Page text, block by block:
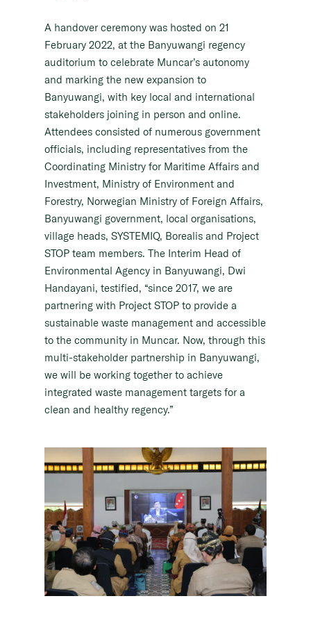
A handover ceremony was hosted on 21
February 2022, at the Banyuwangi regency
auditorium to celebrate Muncar’s autonomy
and marking the new expansion to
Banyuwangi, with key local and international
stakeholders joining in person and online.
Attendees consisted of numerous government
officials, including representatives from the
Coordinating Ministry for Maritime Affairs and
Investment, Ministry of Environment and
Forestry, Norwegian Ministry of Foreign Affairs,
Banyuwangi government, local organisations,
village heads, SYSTEMIQ, Borealis and Project
STOP team members. The Interim Head of
Environmental Agency in Banyuwangi, Dwi
Handayani, testified, “since 2017, we are
partnering with Project STOP to provide a
sustainable waste management and accessible
to the community in Muncar. Now, through this
multi-stakeholder partnership in Banyuwangi,
we will be working together to achieve
integrated waste management targets for a
clean and healthy regency.”